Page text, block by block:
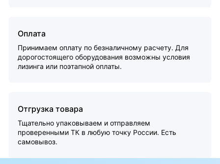
Оплата
Принимаем оплату по безналичному расчету. Для
дорогостоящего оборудования возможны условия
лизинга или поэтапной оплаты.
Отгрузка товара
Тщательно упаковываем и отправляем
проверенными ТК в любую точку России. Есть
самовывоз.